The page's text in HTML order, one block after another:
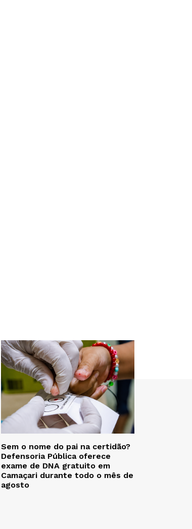
Sem o nome do pai na certidão?
Defensoria Pública oferece
exame de DNA gratuito em
Camaçari durante todo o mês de
agosto